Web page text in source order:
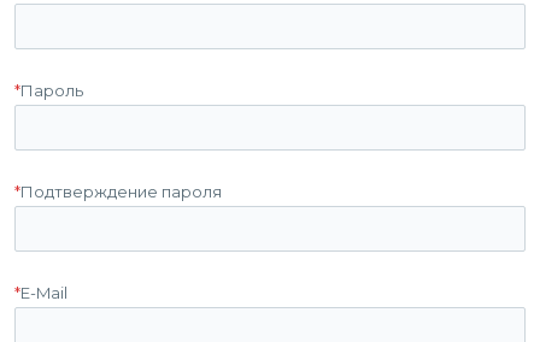
*Пароль
*Подтверждение пароля
*E-Mail